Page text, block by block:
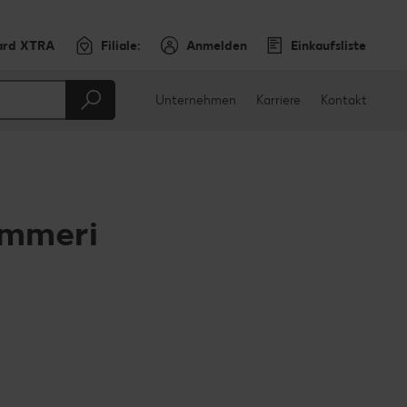
XTRA Filiale: Anmelden Einkaufsliste
Unternehmen Karriere Kontakt